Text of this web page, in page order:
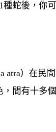
種蛇後，你
atra）在民
間有十多